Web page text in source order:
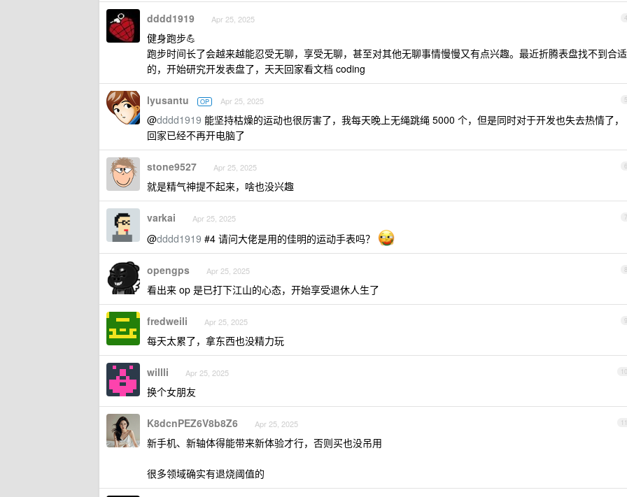
4
dddd1919 Apr 25, 2025
健身跑步💪
跑步时间长了会越来越能忍受无聊，享受无聊，甚至对其他无聊事情慢慢又有点兴趣。最近折腾表盘找不到合适
的，开始研究开发表盘了，天天回家看文档 coding
5
lyusantu OP Apr 25, 2025
@dddd1919 能坚持枯燥的运动也很厉害了，我每天晚上无绳跳绳 5000 个，但是同时对于开发也失去热情了，
回家已经不再开电脑了
6
stone9527 Apr 25, 2025
就是精气神提不起来，啥也没兴趣
7
varkai Apr 25, 2025
@dddd1919 #4 请问大佬是用的佳明的运动手表吗？
8
opengps Apr 25, 2025
看出来 op 是已打下江山的心态，开始享受退休人生了
9
fredweili Apr 25, 2025
每天太累了，拿东西也没精力玩
10
willli Apr 25, 2025
换个女朋友
11
K8dcnPEZ6V8b8Z6 Apr 25, 2025
新手机、新轴体得能带来新体验才行，否则买也没吊用
很多领域确实有退烧阈值的